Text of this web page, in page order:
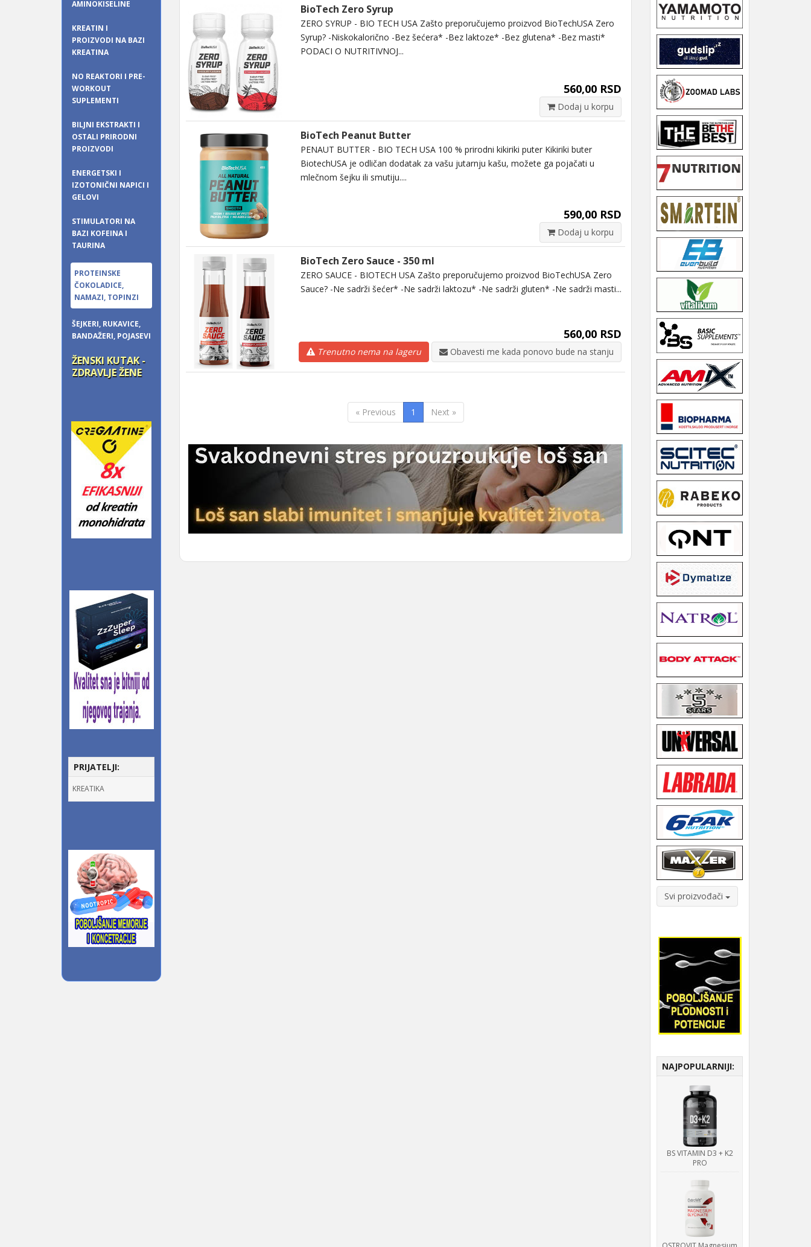
AMINOKISELINE
KREATIN I
PROIZVODI NA BAZI
KREATINA
NO REAKTORI I PRE-
WORKOUT
SUPLEMENTI
BILJNI EKSTRAKTI I
OSTALI PRIRODNI
PROIZVODI
ENERGETSKI I
IZOTONIČNI NAPICI I
GELOVI
STIMULATORI NA
BAZI KOFEINA I
TAURINA
PROTEINSKE
ČOKOLADICE,
NAMAZI, TOPINZI
ŠEJKERI, RUKAVICE,
BANDAŽERI, POJASEVI
ŽENSKI KUTAK -
ZDRAVLJE ŽENE
PRIJATELJI:
KREATIKA
BioTech Zero Syrup
ZERO SYRUP - BIO TECH USA Zašto preporučujemo proizvod BioTechUSA Zero
Syrup? -Niskokalorično -Bez šećera* -Bez laktoze* -Bez glutena* -Bez masti*
PODACI O NUTRITIVNOJ...
560,00 RSD
Dodaj u korpu
BioTech Peanut Butter
PENAUT BUTTER - BIO TECH USA 100 % prirodni kikiriki puter Kikiriki buter
BiotechUSA je odličan dodatak za vašu jutarnju kašu, možete ga pojačati u
mlečnom šejku ili smutiju....
590,00 RSD
Dodaj u korpu
BioTech Zero Sauce - 350 ml
ZERO SAUCE - BIOTECH USA Zašto preporučujemo proizvod BioTechUSA Zero
Sauce? -Ne sadrži šećer* -Ne sadrži laktozu* -Ne sadrži gluten* -Ne sadrži masti...
560,00 RSD
Trenutno nema na lageru Obavesti me kada ponovo bude na stanju
« Previous 1 Next »
Svi proizvođači
NAJPOPULARNIJI:
BS VITAMIN D3 + K2
PRO